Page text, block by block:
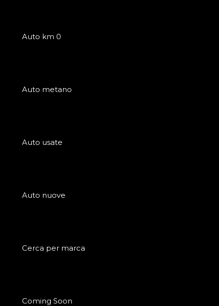
Auto km 0
Auto metano
Auto usate
Auto nuove
Cerca per marca
Coming Soon